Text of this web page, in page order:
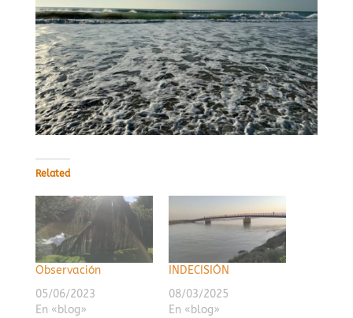
Related
Observación
05/06/2023
En «blog»
INDECISIÓN
08/03/2025
En «blog»